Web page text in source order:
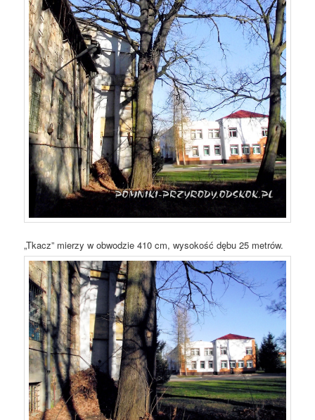
„Tkacz” mierzy w obwodzie 410 cm, wysokość dębu 25 metrów.